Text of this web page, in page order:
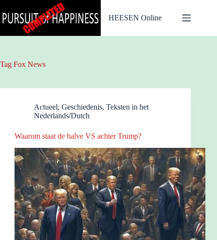
naar
de
HEESEN Online
Tag Fox News
Actueel, Geschiedenis, Teksten in het
Nederlands/Dutch
Waarom staat de halve VS achter Trump?